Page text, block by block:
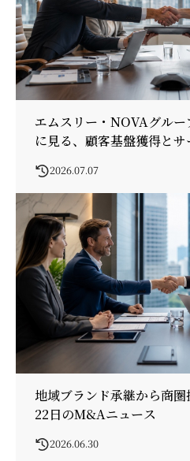
エムスリー・NOVAグル
に見る、顧客基盤獲得と
2026.07.07
地域ブランド承継から商
22日のM&Aニュース
2026.06.30